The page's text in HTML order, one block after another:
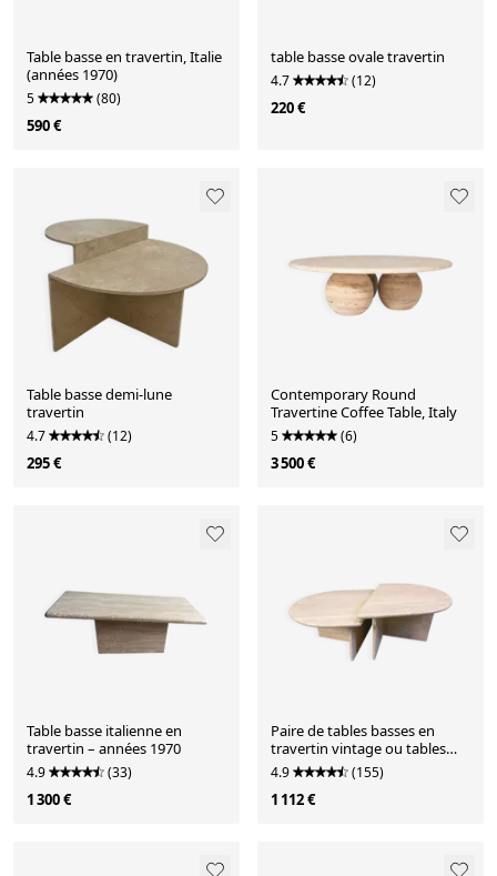
Table basse en travertin, Italie
(années 1970)
5 (80)
590 €
table basse ovale travertin
4.7 (12)
220 €
Table basse demi-lune
travertin
4.7 (12)
295 €
Contemporary Round
Travertine Coffee Table, Italy
5 (6)
3 500 €
Table basse italienne en
travertin – années 1970
4.9 (33)
1 300 €
Paire de tables basses en
travertin vintage ou tables
d'appoint, années 1970
4.9 (155)
1 112 €